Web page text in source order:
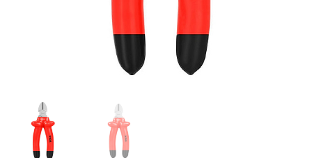
Contacto